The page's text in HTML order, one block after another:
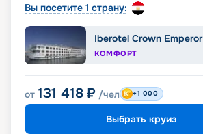
Вы посетите 1 страну:
Iberotel Crown Emperor
КОМФОРТ
от 131 418 ₽ /чел +1 000
Выбрать круиз